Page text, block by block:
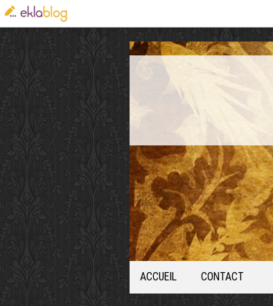
ACCUEIL CONTACT